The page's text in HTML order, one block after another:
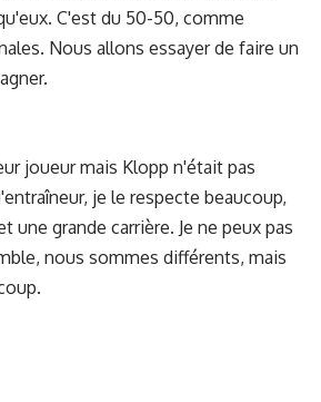
C'est du 50-50, comme
Nous allons essayer de faire un
joueur mais Klopp n'était pas
je le respecte beaucoup,
une grande carrière. Je ne peux pas
nous sommes différents, mais